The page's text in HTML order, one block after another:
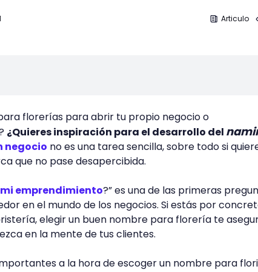
Articulo
florerías para abrir tu propio negocio o
¿Quieres inspiración para el desarrollo del
negocio no es una tarea sencilla, sobre todo si
que no pase desapercibida.
emprendimiento?” es una de las primeras
en el mundo de los negocios. Si estás por
elegir un buen nombre para florería te
en la mente de tus clientes.
a la hora de escoger un nombre para